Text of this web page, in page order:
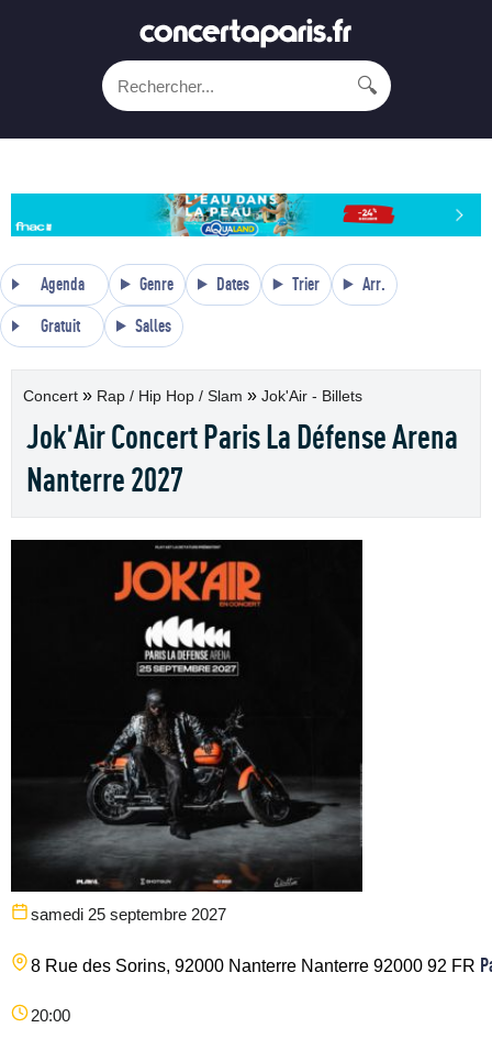
🔍
Agenda Genre Dates Trier Arr.
Gratuit Salles
Concert » Rap / Hip Hop / Slam » Jok'Air - Billets
Jok'Air Concert Paris La Défense Arena
Nanterre 2027
samedi 25 septembre 2027
8 Rue des Sorins, 92000 Nanterre Nanterre 92000 92 FR
20:00